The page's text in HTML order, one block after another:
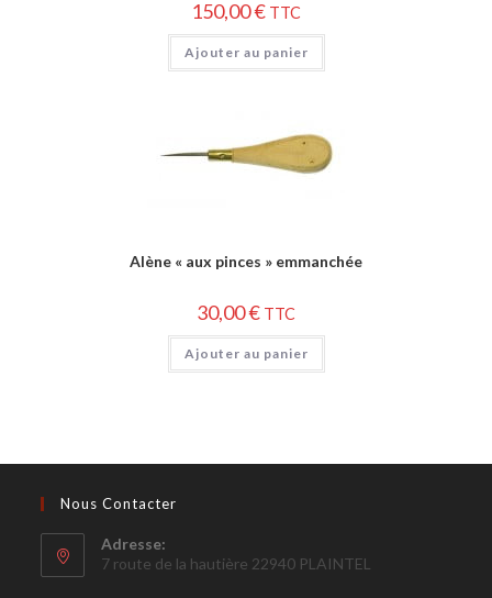
150,00€ TTC
Ajouter au panier
Alène « aux pinces » emmanchée
30,00€ TTC
Ajouter au panier
Nous Contacter
Adresse:
7 route de la hautière 22940 PLAINTEL